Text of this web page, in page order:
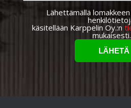
Lähettämällä
käsitellään Karppelin Oy.:n